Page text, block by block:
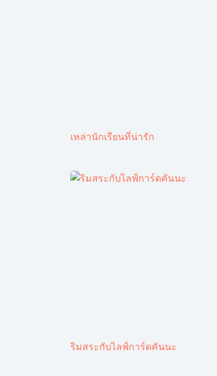
เหล่านักเรียนที่น่ารัก
ริมสระกับไลฟ์การ์ดคันนะ